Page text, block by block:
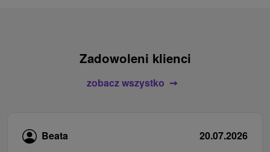
Zadowoleni klienci
zobacz wszystko
Beata 20.07.2026